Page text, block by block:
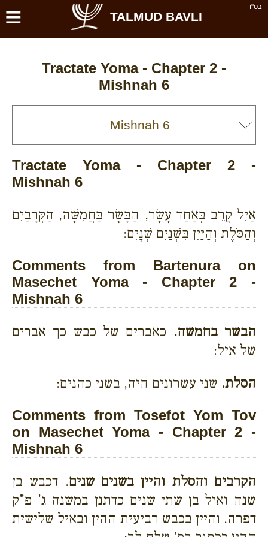
בס''ד ≡ TALMUD BAVLI
Tractate Yoma - Chapter 2 -
Mishnah 6
Tractate Yoma - Chapter 2 -
Mishnah 6
אַיִל קָרֵב בְּאַחַד עָשָׂר, הַבָּשָׂר בַּחֲמִשָּׁה, הַקְּרָבַיִם
וְהַסֹּלֶת וְהַיַּיִן בִּשְׁנַיִם שְׁנָיִם:
Comments from Bartenura on
Masechet Yoma - Chapter 2 -
Mishnah 6
הבשר בחמשה. כאברים של כבש כך אברים
של איל:
הסלת. שני עשרונים היה, בשני כהנים:
Comments from Tosefot Yom Tov
on Masechet Yoma - Chapter 2 -
Mishnah 6
הקרבים והסלת והיין בשנים שנים. דכבש בן
שנה ואיל בן שתי שנים כדתנן במשנה ג' פ"ק
דפרה. והיין בכבש רביעית ההין ובאיל שלישית